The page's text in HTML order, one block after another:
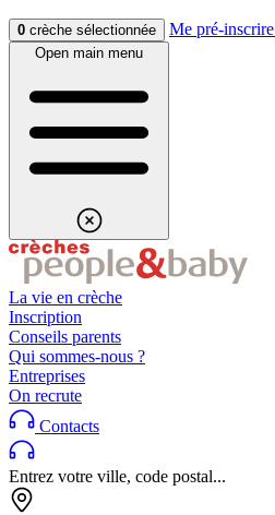
Aller au contenuAller au footer
0 crèche sélectionnée Me pré-inscrire
Open main menu
La vie en crèche
Inscription
Conseils parents
Qui sommes-nous ?
Entreprises
On recrute
Contacts
Entrez votre ville, code postal...